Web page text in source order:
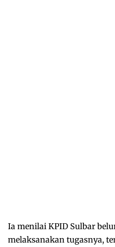
Ia menilai KPID Sulbar
melaksanakan tugasnya,